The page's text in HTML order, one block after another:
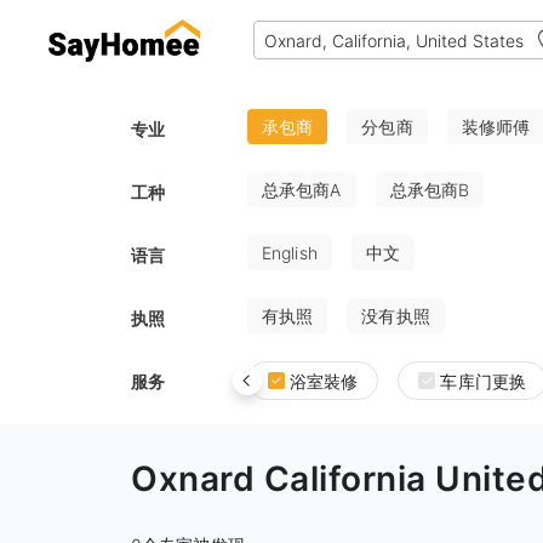
专业 承包商 分包商 装修师傅
工种 总承包商A 总承包商B
语言 English 中文
执照 有执照 没有执照
服务 浴室裝修 车库门更换
Oxnard California